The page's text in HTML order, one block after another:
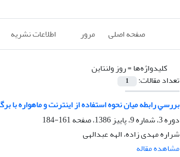
صفحه اصلی مرور اطلاعات نشریه
کلیدواژه‌ها =روز وﻟﻨﺘﺎﻳﻦ
تعداد مقالات:
1
ﺑﺮرﺳﻲ راﺑﻄﻪ میان ﻧﺤﻮه اﺳﺘﻔﺎده از اﻳﻨﺘﺮﻧﺖ و ماهواره ﺑﺎ
دوره 3، شماره 9، پاییز 1386، صفحه
161-184
شراره مهدی زاده، الهه عبدالهی
مشاهده مقاله